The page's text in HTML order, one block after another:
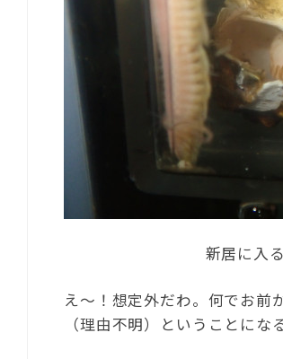
新居に入
え～！想定外だわ。何でお前
（理由不明）ということにな